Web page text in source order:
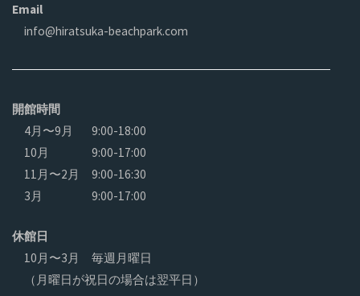
Email
info@hiratsuka-beachpark.com
開館時間
4月〜9月
9:00-18:00
10月
9:00-17:00
11月〜2月
9:00-16:30
3月
9:00-17:00
休館日
10月〜3月 毎週月曜日
（月曜日が祝日の場合は翌平日）